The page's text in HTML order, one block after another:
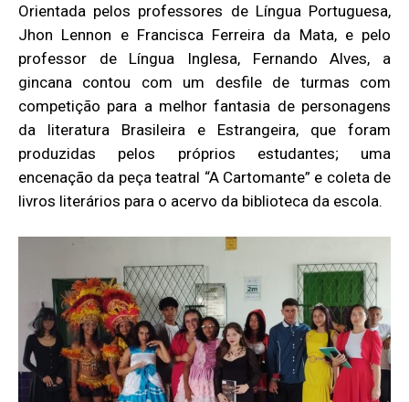
Orientada pelos professores de Língua Portuguesa,
Jhon Lennon e Francisca Ferreira da Mata, e pelo
professor de Língua Inglesa, Fernando Alves, a
gincana contou com um desfile de turmas com
competição para a melhor fantasia de personagens
da literatura Brasileira e Estrangeira, que foram
produzidas pelos próprios estudantes; uma
encenação da peça teatral “A Cartomante” e coleta de
livros literários para o acervo da biblioteca da escola.